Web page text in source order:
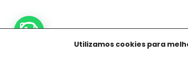
Utilizamos cookies para